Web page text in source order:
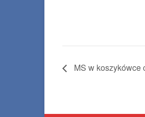
MS w koszykówce